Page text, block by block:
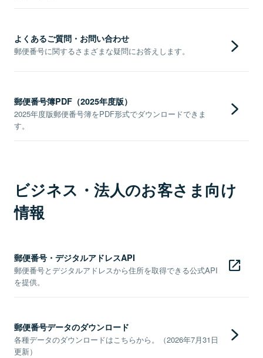
よくあるご質問・お問い合わせ
郵便番号に関するさまざまな疑問にお答えします。
郵便番号簿PDF（2025年度版）
2025年度版郵便番号簿をPDF形式でダウンロードできま
す。
ビジネス・法人のお客さま向け
情報
郵便番号・デジタルアドレスAPI
郵便番号とデジタルアドレスから住所を取得できる公式API
を提供。
郵便番号データのダウンロード
各種データのダウンロードはこちらから。（2026年7月31日
更新）